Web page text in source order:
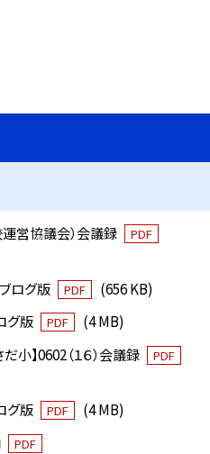
運営協議会）会議録 PDF
ログ版
PDF
(656 KB)
グ版
PDF
(4 MB)
小】0602（１６）会議録
PDF
グ版
PDF
(4 MB)
PDF